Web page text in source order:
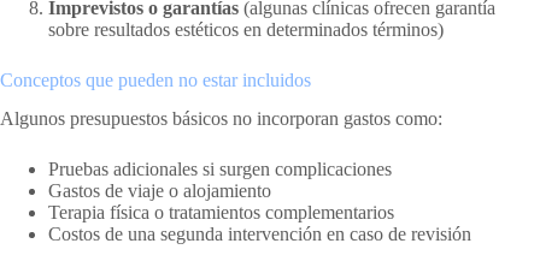
Imprevistos o garantías (algunas clínicas ofrecen garantía
sobre resultados estéticos en determinados términos)
Conceptos que pueden no estar incluidos
Algunos presupuestos básicos no incorporan gastos como:
Pruebas adicionales si surgen complicaciones
Gastos de viaje o alojamiento
Terapia física o tratamientos complementarios
Costos de una segunda intervención en caso de revisión